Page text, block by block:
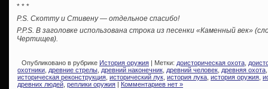
* * *
P.S. Скотту и Стивену — отдельное спасибо!
P.P.S. В заголовке использована строка из песенки «Каменный век»
Чертищев).
Опубликовано в рубрике История оружия | Метки: доисторическая охота
охотники древние стрелы древний наконечник древний человек древняя охота
историческая реконструкция исторический лук история лука история оружия
древних людей реплики оружия Комментариев нет »